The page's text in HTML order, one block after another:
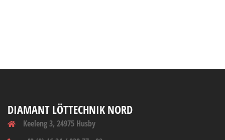
DIAMANT LÖTTECHNIK NORD
Keeleng 3, 24975 Husby